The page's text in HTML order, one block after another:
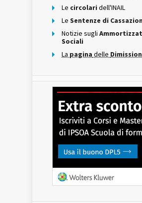
Le circolari dell'INAIL
Le Sentenze di
Notizie sugli
Sociali
La pagina delle